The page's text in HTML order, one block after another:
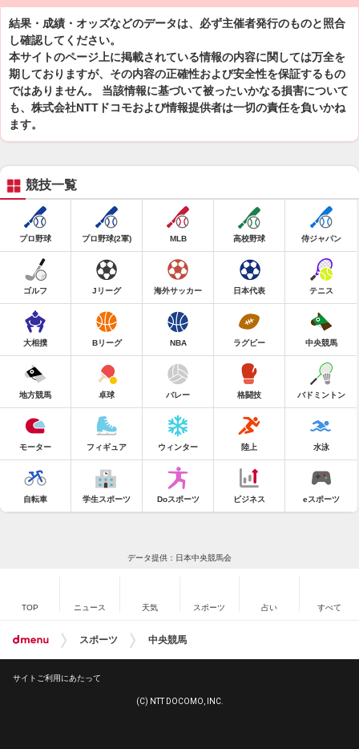
結果・成績・オッズなどのデータは、必ず主催者発行のものと照合
し確認してください。
本サイトのページ上に掲載されている情報の内容に関しては万全を
期しておりますが、その内容の正確性および安全性を保証するもの
ではありません。 当該情報に基づいて被ったいかなる損害について
も、株式会社NTTドコモおよび情報提供者は一切の責任を負いかね
ます。
競技一覧
プロ野球 プロ野球(2軍) MLB 高校野球 侍ジャパン
ゴルフ Jリーグ 海外サッカー 日本代表 テニス
大相撲 Bリーグ NBA ラグビー 中央競馬
地方競馬 卓球 バレー 格闘技 バドミントン
モーター フィギュア ウィンター 陸上 水泳
自転車 学生スポーツ Doスポーツ ビジネス eスポーツ
データ提供：日本中央競馬会
TOP ニュース 天気 スポーツ 占い すべて
スポーツ 中央競馬
サイトご利用にあたって
(C) NTT DOCOMO, INC.